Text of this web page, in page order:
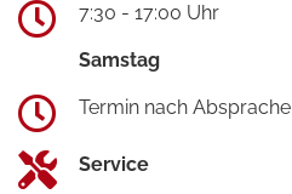
7:30 - 17:00 Uhr
Samstag
Termin nach Absprache
Service